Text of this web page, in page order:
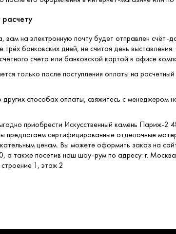
вам на электронную почту будет отправлен счёт-
трёх банковских дней, не считая день
счета или банковской картой в офисе
только после поступления оплаты на расчетный
способах оплаты, свяжитесь с менеджером
приобрести Искусственный камень Париж-2
предлагаем сертифицированные отделочные
ценам. Вы можете оформить заказ на
а также посетив наш шоу-рум по адресу: г.
1, этаж 2